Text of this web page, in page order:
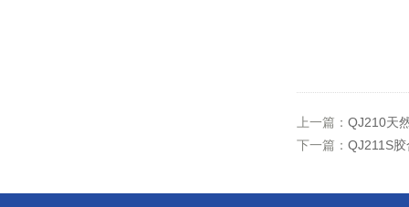
上一篇： QJ210天
下一篇： QJ211S